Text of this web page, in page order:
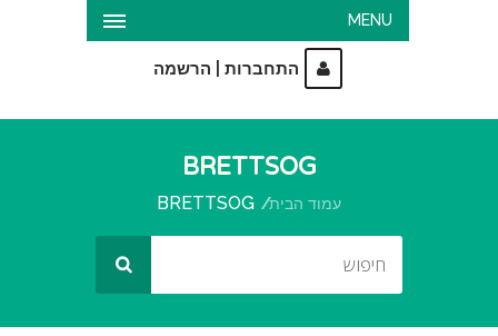
MENU
התחברות הרשמה
BRETTSOG
עמוד הבית BRETTSOG